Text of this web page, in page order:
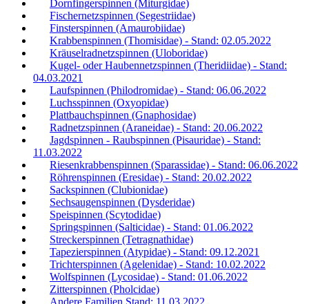
Dornfingerspinnen (Miturgidae)
Fischernetzspinnen (Segestriidae)
Finsterspinnen (Amaurobiidae)
Krabbenspinnen (Thomisidae) - Stand: 02.05.2022
Kräuselradnetzspinnen (Uloboridae)
Kugel- oder Haubennetzspinnen (Theridiidae) - Stand:
04.03.2021
Laufspinnen (Philodromidae) - Stand: 06.06.2022
Luchsspinnen (Oxyopidae)
Plattbauchspinnen (Gnaphosidae)
Radnetzspinnen (Araneidae) - Stand: 20.06.2022
Jagdspinnen - Raubspinnen (Pisauridae) - Stand:
11.03.2022
Riesenkrabbenspinnen (Sparassidae) - Stand: 06.06.2022
Röhrenspinnen (Eresidae) - Stand: 20.02.2022
Sackspinnen (Clubionidae)
Sechsaugenspinnen (Dysderidae)
Speispinnen (Scytodidae)
Springspinnen (Salticidae) - Stand: 01.06.2022
Streckerspinnen (Tetragnathidae)
Tapezierspinnen (Atypidae) - Stand: 09.12.2021
Trichterspinnen (Agelenidae) - Stand: 10.02.2022
Wolfspinnen (Lycosidae) - Stand: 01.06.2022
Zitterspinnen (Pholcidae)